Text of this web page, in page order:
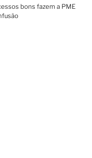
bons fazem a PME